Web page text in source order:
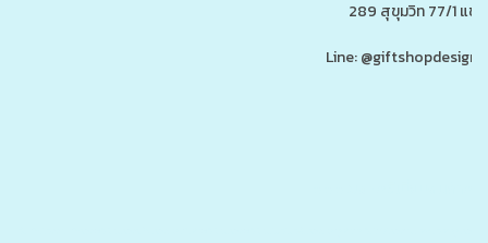
289 สุขุมวิท 77/1 แข
Line: